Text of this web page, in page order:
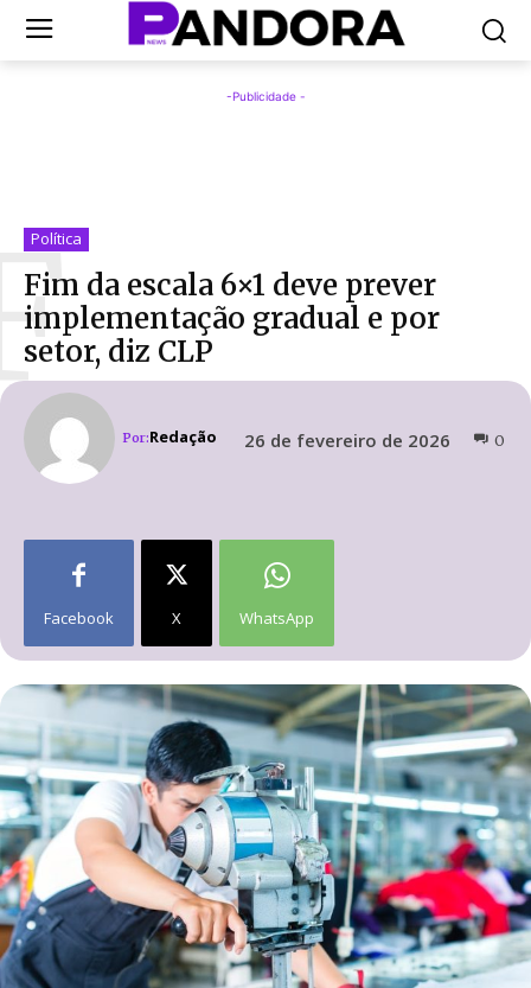
-Publicidade -
Política
Fim da escala 6×1 deve prever
implementação gradual e por
setor, diz CLP
Por:Redação 26 de fevereiro de 2026 0
Facebook X WhatsApp